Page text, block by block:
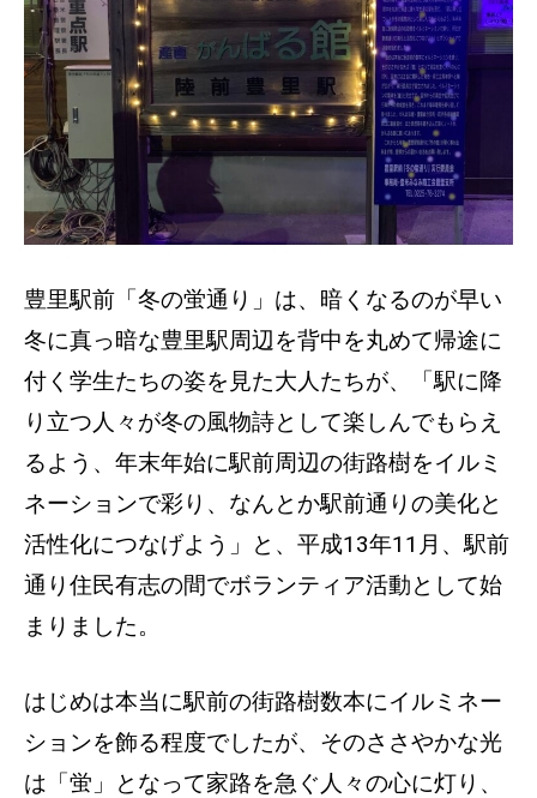
豊里駅前「冬の蛍通り」は、暗くなるのが早い
冬に真っ暗な豊里駅周辺を背中を丸めて帰途に
付く学生たちの姿を見た大人たちが、「駅に降
り立つ人々が冬の風物詩として楽しんでもらえ
るよう、年末年始に駅前周辺の街路樹をイルミ
ネーションで彩り、なんとか駅前通りの美化と
活性化につなげよう」と、平成13年11月、駅前
通り住民有志の間でボランティア活動として始
まりました。
はじめは本当に駅前の街路樹数本にイルミネー
ションを飾る程度でしたが、そのささやかな光
は「蛍」となって家路を急ぐ人々の心に灯り、